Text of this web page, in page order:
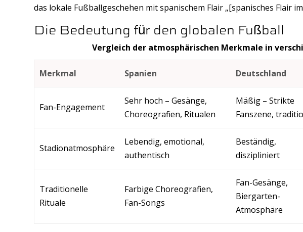
das lokale Fußballgeschehen mit spanischem Flair „[spanisches Flair
Die Bedeutung für den globalen Fußball
Vergleich der atmosphärischen Merkmale in
Merkmal Spanien Deutschland
Fan-Engagement
Sehr hoch – Gesänge,
Choreografien, Ritualen
Mäßig – Strikte
Fanszene,
Stadionatmosphäre
Lebendig, emotional,
authentisch
Beständig,
diszipliniert
Traditionelle
Rituale
Farbige Choreografien,
Fan-Songs
Fan-Gesänge,
Biergarten-
Atmosphäre